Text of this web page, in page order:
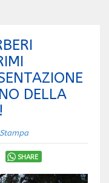
DELLA
SHARE